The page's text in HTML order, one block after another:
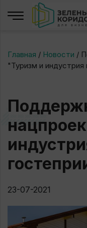
Главная / Новости /
"Туризм и
23-07-2021